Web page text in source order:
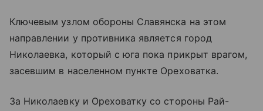
Ключевым узлом обороны Славянска на этом
направлении у противника является город
Николаевка, который с юга пока прикрыт врагом,
засевшим в населенном пункте Ореховатка.
За Николаевку и Ореховатку со стороны Рай-